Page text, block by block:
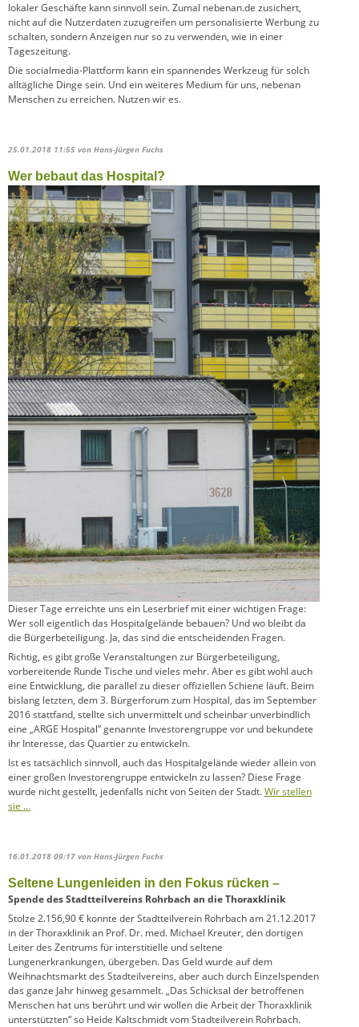
lokaler Geschäfte kann sinnvoll sein. Zumal nebenan.de zusichert,
nicht auf die Nutzerdaten zuzugreifen um personalisierte Werbung zu
schalten, sondern Anzeigen nur so zu verwenden, wie in einer
Tageszeitung.
Die socialmedia-Plattform kann ein spannendes Werkzeug für solch
alltägliche Dinge sein. Und ein weiteres Medium für uns, nebenan
Menschen zu erreichen. Nutzen wir es.
25.01.2018 11:55 von Hans-Jürgen Fuchs
Wer bebaut das Hospital?
Dieser Tage erreichte uns ein Leserbrief mit einer wichtigen Frage:
Wer soll eigentlich das Hospitalgelände bebauen? Und wo bleibt da
die Bürgerbeteiligung. Ja, das sind die entscheidenden Fragen.
Richtig, es gibt große Veranstaltungen zur Bürgerbeteiligung,
vorbereitende Runde Tische und vieles mehr. Aber es gibt wohl auch
eine Entwicklung, die parallel zu dieser offiziellen Schiene läuft. Beim
bislang letzten, dem 3. Bürgerforum zum Hospital, das im September
2016 stattfand, stellte sich unvermittelt und scheinbar unverbindlich
eine „ARGE Hospital” genannte Investorengruppe vor und bekundete
ihr Interesse, das Quartier zu entwickeln.
Ist es tatsächlich sinnvoll, auch das Hospitalgelände wieder allein von
einer großen Investorengruppe entwickeln zu lassen? Diese Frage
wurde nicht gestellt, jedenfalls nicht von Seiten der Stadt.Wir stellen
sie …
16.01.2018 09:17 von Hans-Jürgen Fuchs
Seltene Lungenleiden in den Fokus rücken –
Spende des Stadtteilvereins Rohrbach an die Thoraxklinik
Stolze 2.156,90 € konnte der Stadtteilverein Rohrbach am 21.12.2017
in der Thoraxklinik an Prof. Dr. med. Michael Kreuter, den dortigen
Leiter des Zentrums für interstitielle und seltene
Lungenerkrankungen, übergeben. Das Geld wurde auf dem
Weihnachtsmarkt des Stadteil­vereins, aber auch durch Einzelspenden
das ganze Jahr hinweg gesammelt. „Das Schicksal der betroffenen
Menschen hat uns berührt und wir wollen die Arbeit der Thoraxklinik
unter­stützten“ so Heide Kaltschmidt vom Stadteilverein Rohrbach.